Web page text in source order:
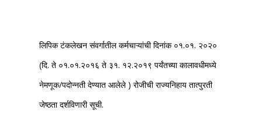
लिपिक टंकलेखन संवर्गातील कर्मचाऱ्यांची दिनांक ०१.०१. २०२०
(दि. ते ०१.०१.२०१६ ते ३१. १२.२०१९ पर्यंतच्या कालावधीमध्ये
नेमणूक/पदोन्नती देण्यात आलेले ) रोजीची राज्यनिहाय तात्पुरती
जेष्ठता दर्शविणारी सूची.